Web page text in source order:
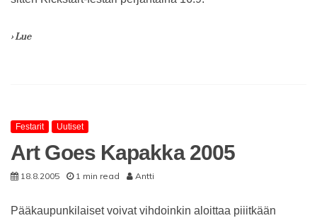
› Lue
Festarit Uutiset
Art Goes Kapakka 2005
18.8.2005 1 min read Antti
Pääkaupunkilaiset voivat vihdoinkin aloittaa piiitkään